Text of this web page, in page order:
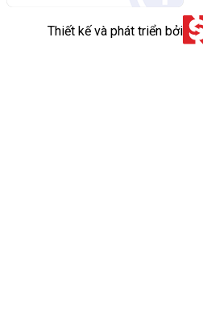
Thiết kế và phát triển bởi